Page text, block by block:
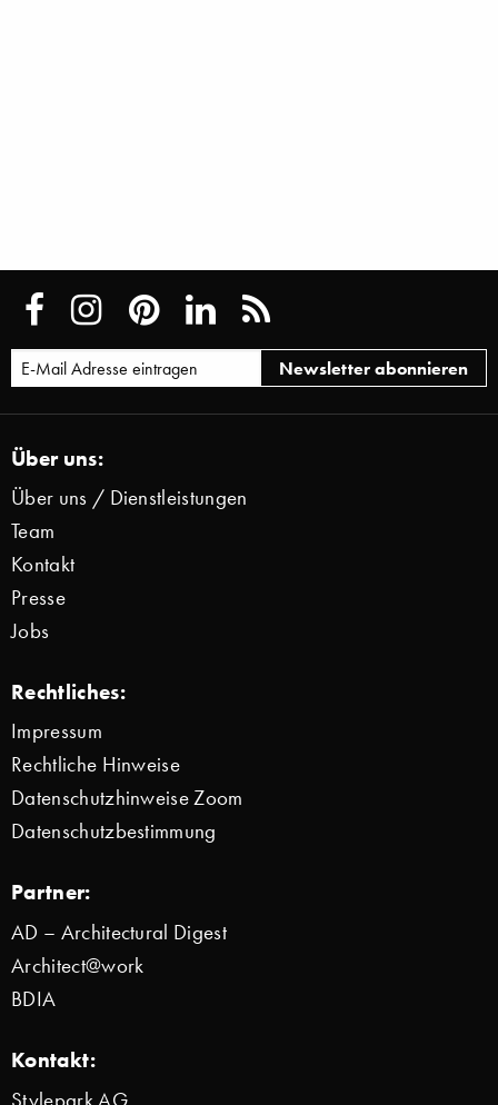
Über uns:
Über uns / Dienstleistungen
Team
Kontakt
Presse
Jobs
Rechtliches:
Impressum
Rechtliche Hinweise
Datenschutzhinweise Zoom
Datenschutzbestimmung
Partner:
AD – Architectural Digest
Architect@work
BDIA
Kontakt:
Stylepark AG